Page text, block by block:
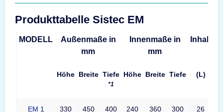
Produkttabelle Sistec EM
MODELL
Außenmaße in
mm
Innenmaße in
mm
Inhalt
Höhe Breite Tiefe
*1
Höhe Breite Tiefe (L)
EM 1 330 450 400 240 360 300 26